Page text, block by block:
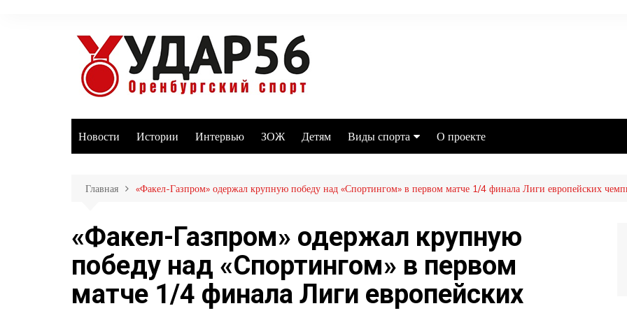
Новости Истории Интервью ЗОЖ Детям Виды спорта
MMA
Баскетбол
Бокс
Настольный теннис
О проекте
Главная «Факел-Газпром» одержал крупную победу над «Спортингом» в первом матче 1/4 финала Лиги европейских
«Факел-Газпром» одержал крупную
победу над «Спортингом» в первом
матче 1/4 финала Лиги европейских